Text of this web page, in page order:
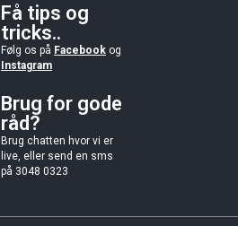
Få tips og
tricks..
Følg os på Facebook og
Instagram
Brug for gode
råd?
Brug chatten hvor vi er
live, eller send en sms
på 3048 0323